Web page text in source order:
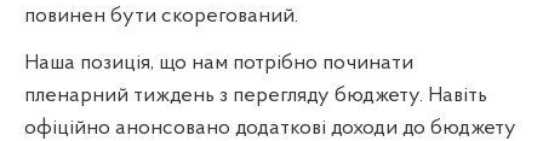
повинен бути скорегований.
Наша позиція, що нам потрібно починати
пленарний тиждень з перегляду бюджету. Навіть
офіційно анонсовано додаткові доходи до бюджету